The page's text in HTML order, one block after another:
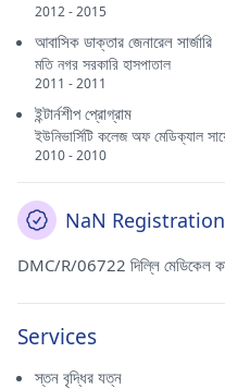
2012 - 2015
আবাসিক ডাক্তার জেনারেল সার্জারি
মতি নগর সরকারি হাসপাতাল
2011 - 2011
ইন্টার্নশীপ প্রোগ্রাম
ইউনিভার্সিটি কলেজ অফ মেডিক্যাল
2010 - 2010
NaN Registration
DMC/R/06722 দিল্লি মেডিকেল
Services
স্তন বৃদ্ধির যত্ন